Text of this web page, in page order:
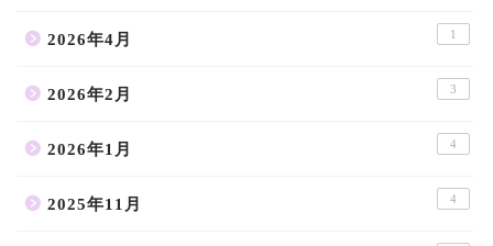
2026年4月 1
2026年2月 3
2026年1月 4
2025年11月 4